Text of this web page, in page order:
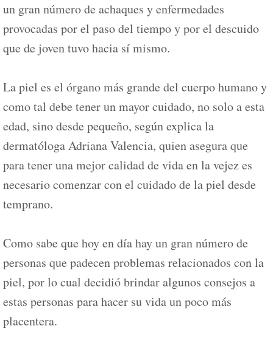
un gran número de achaques y enfermedades
provocadas por el paso del tiempo y por el descuido
que de joven tuvo hacia sí mismo.
La piel es el órgano más grande del cuerpo humano y
como tal debe tener un mayor cuidado, no solo a esta
edad, sino desde pequeño, según explica la
dermatóloga Adriana Valencia, quien asegura que
para tener una mejor calidad de vida en la vejez es
necesario comenzar con el cuidado de la piel desde
temprano.
Como sabe que hoy en día hay un gran número de
personas que padecen problemas relacionados con la
piel, por lo cual decidió brindar algunos consejos a
estas personas para hacer su vida un poco más
placentera.